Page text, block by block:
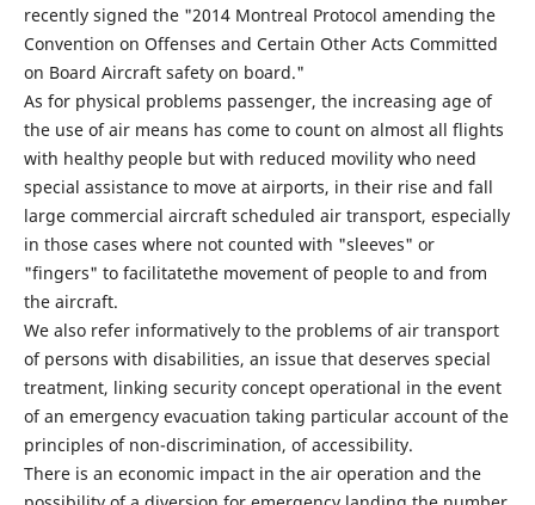
recently signed the "2014 Montreal Protocol amending the
Convention on Offenses and Certain Other Acts Committed
on Board Aircraft safety on board."
As for physical problems passenger, the increasing age of
the use of air means has come to count on almost all flights
with healthy people but with reduced movility who need
special assistance to move at airports, in their rise and fall
large commercial aircraft scheduled air transport, especially
in those cases where not counted with "sleeves" or
"fingers" to facilitatethe movement of people to and from
the aircraft.
We also refer informatively to the problems of air transport
of persons with disabilities, an issue that deserves special
treatment, linking security concept operational in the event
of an emergency evacuation taking particular account of the
principles of non-discrimination, of accessibility.
There is an economic impact in the air operation and the